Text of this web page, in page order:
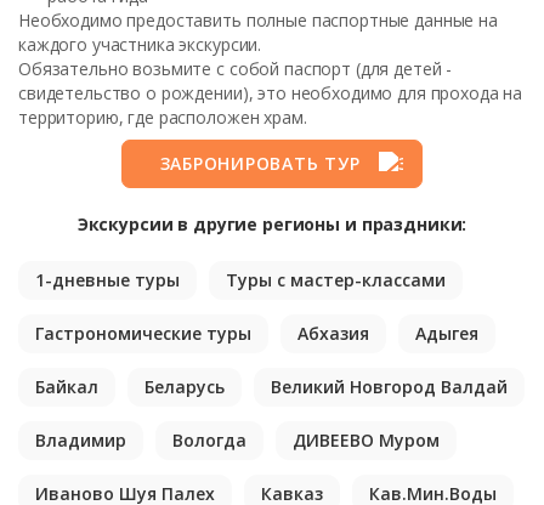
Необходимо предоставить полные паспортные данные на
каждого участника экскурсии.
Обязательно возьмите с собой паспорт (для детей -
свидетельство о рождении), это необходимо для прохода на
территорию, где расположен храм.
ЗАБРОНИРОВАТЬ ТУР
Экскурсии в другие регионы и праздники:
1-дневные туры Туры с мастер-классами
Гастрономические туры Абхазия Адыгея
Байкал Беларусь Великий Новгород Валдай
Владимир Вологда ДИВЕЕВО Муром
Иваново Шуя Палех Кавказ Кав.Мин.Воды